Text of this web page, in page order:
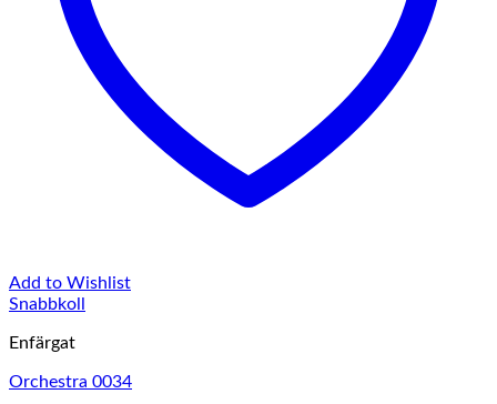
Add to Wishlist
Snabbkoll
Enfärgat
Orchestra 0034